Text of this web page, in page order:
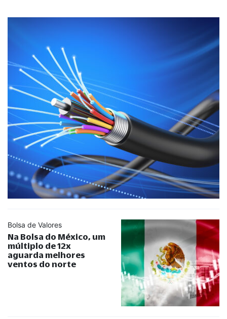
Bolsa de Valores
Na Bolsa do México, um
múltiplo de 12x
aguarda melhores
ventos do norte